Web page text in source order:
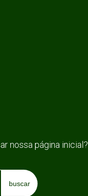
nossa página inicial?